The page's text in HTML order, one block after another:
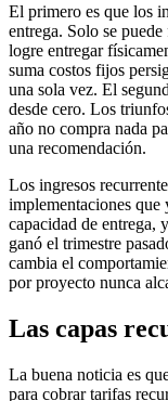
El primero es que los
entrega. Solo se
logre entregar
suma costos fijos
una sola vez. El
desde cero. Los
año no compra nada
una recomendación.
Los ingresos
implementaciones que
capacidad de entrega,
ganó el trimestre
cambia el
por proyecto nunca
Las capas
La buena noticia es
para cobrar tarifas